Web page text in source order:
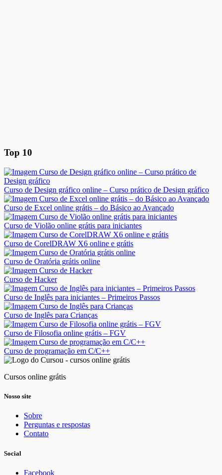
Top 10
Curso de Design gráfico online – Curso prático de Design gráfico
Curso de Excel online grátis – do Básico ao Avançado
Curso de Violão online grátis para iniciantes
Curso de CorelDRAW X6 online e grátis
Curso de Oratória grátis online
Curso de Hacker
Curso de Inglês para iniciantes – Primeiros Passos
Curso de Inglês para Crianças
Curso de Filosofia online grátis – FGV
Curso de programação em C/C++
Cursos online grátis
Nosso site
Sobre
Perguntas e respostas
Contato
Social
Facebook